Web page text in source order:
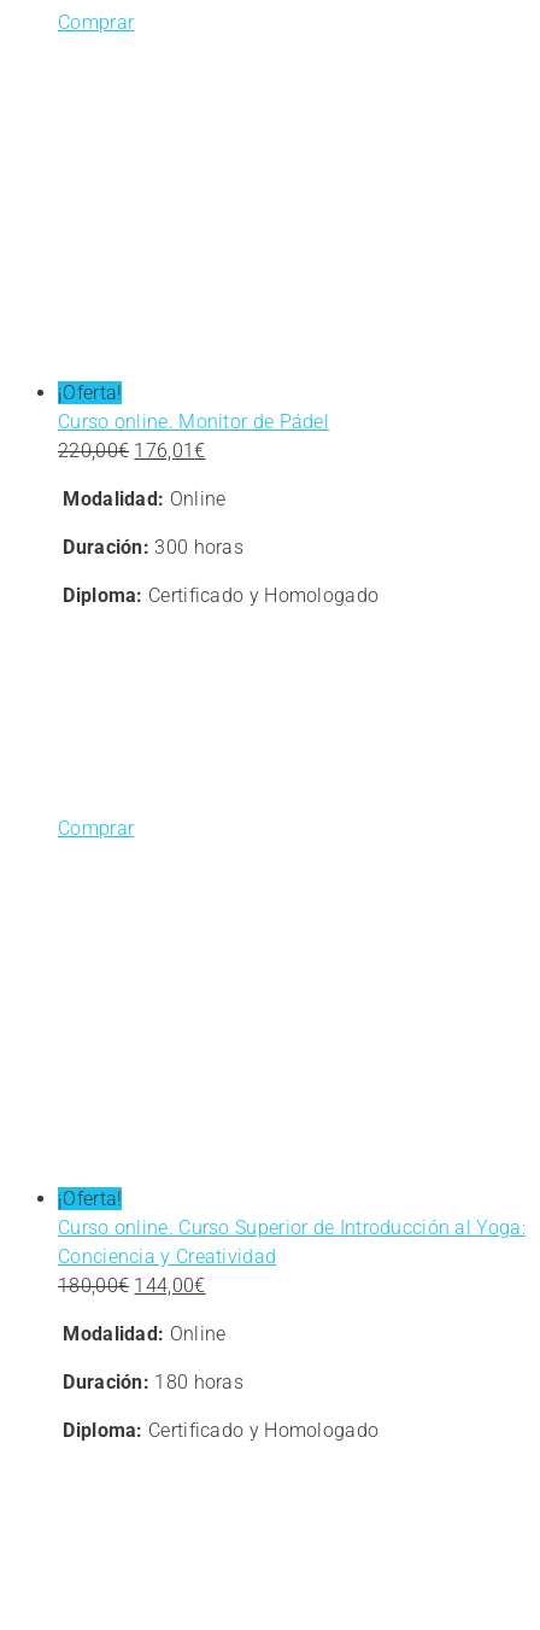
Comprar
¡Oferta!
Curso online. Monitor de Pádel
220,00€ El
original
era:
176,01€
actual
Modalidad: Online
Duración: 300 horas
Diploma: Certificado y Homologado
Comprar
¡Oferta!
Curso online. Curso Superior de Introducción al Yoga:
Conciencia y Creatividad
180,00€ El
original
era:
144,00€
actual
Modalidad: Online
Duración: 180 horas
Diploma: Certificado y Homologado